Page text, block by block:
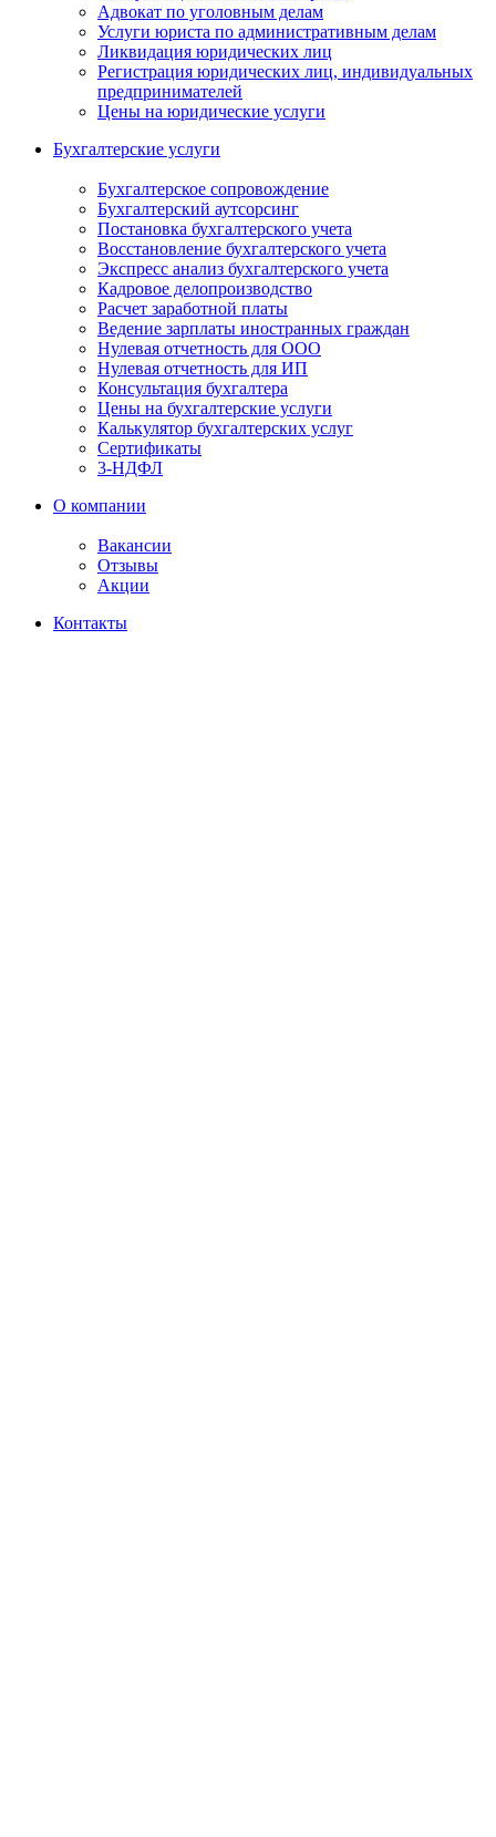
Адвокат по уголовным делам
Услуги юриста по административным делам
Ликвидация юридических лиц
Регистрация юридических лиц, индивидуальных
предпринимателей
Цены на юридические услуги
Бухгалтерские услуги
Бухгалтерское сопровождение
Бухгалтерский аутсорсинг
Постановка бухгалтерского учета
Восстановление бухгалтерского учета
Экспресс анализ бухгалтерского учета
Кадровое делопроизводство
Расчет заработной платы
Ведение зарплаты иностранных граждан
Нулевая отчетность для ООО
Нулевая отчетность для ИП
Консультация бухгалтера
Цены на бухгалтерские услуги
Калькулятор бухгалтерских услуг
Сертификаты
3-НДФЛ
О компании
Вакансии
Отзывы
Акции
Контакты